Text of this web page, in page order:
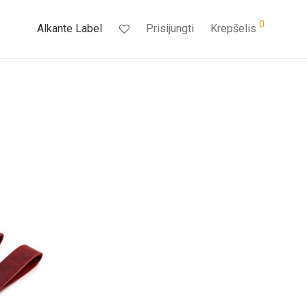
Alkante Label Prisijungti Krepšelis 0